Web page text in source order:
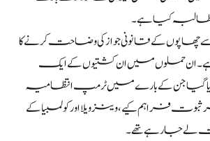
کیا ہے۔
کے قانونی جواز کی وضاحت کرنے کا
ان حملوں میں ان کشتیوں کے ایک
گیا جن کے بارے میں ٹرمپ انتظامیہ
فراہم کیے، وینزویلا اور کولمبیا کے
جا رہے تھے۔